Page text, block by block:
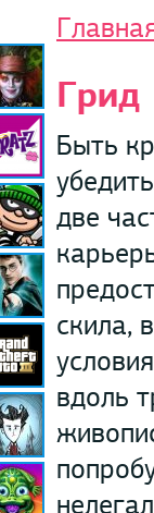
Грид
Быть
две
скила,
вдоль